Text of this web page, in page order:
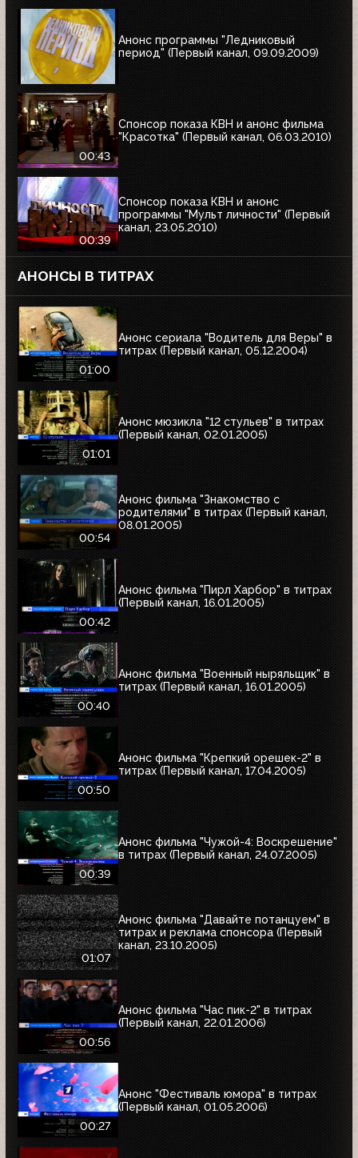
Анонс программы "Ледниковый
период" (Первый канал, 09.09.2009)
00:43
Спонсор показа КВН и анонс фильма
"Красотка" (Первый канал, 06.03.2010)
00:39
Спонсор показа КВН и анонс
программы "Мульт личности" (Первый
канал, 23.05.2010)
АНОНСЫ В ТИТРАХ
01:00
Анонс сериала "Водитель для Веры" в
титрах (Первый канал, 05.12.2004)
01:01
Анонс мюзикла "12 стульев" в титрах
(Первый канал, 02.01.2005)
00:54
Анонс фильма "Знакомство с
родителями" в титрах (Первый канал,
08.01.2005)
00:42
Анонс фильма "Пирл Харбор" в титрах
(Первый канал, 16.01.2005)
00:40
Анонс фильма "Военный ныряльщик" в
титрах (Первый канал, 16.01.2005)
00:50
Анонс фильма "Крепкий орешек-2" в
титрах (Первый канал, 17.04.2005)
00:39
Анонс фильма "Чужой-4: Воскрешение"
в титрах (Первый канал, 24.07.2005)
01:07
Анонс фильма "Давайте потанцуем" в
титрах и реклама спонсора (Первый
канал, 23.10.2005)
00:56
Анонс фильма "Час пик-2" в титрах
(Первый канал, 22.01.2006)
00:27
Анонс "Фестиваль юмора" в титрах
(Первый канал, 01.05.2006)